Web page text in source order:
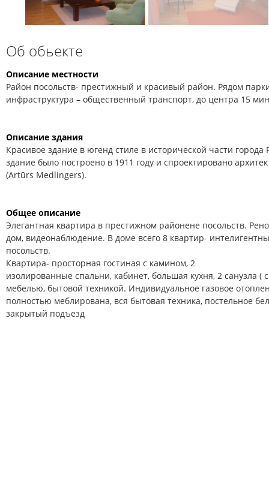
Об обьекте
Описание местности
Район посольств- престижный и красивый район. Рядом
инфраструктура – общественный транспорт, до центра 15
Описание здания
Красивое здание в югенд стиле в исторической части
здание было построено в 1911 году и спроектировано
(Artūrs Medlingers).
Общее описание
Элегантная квартира в престижном районене посольств.
дом, видеонаблюдение. В доме всего 8 квартир-
посольств.
Квартира- просторная гостиная с камином, 2
изолированные спальни, кабинет, большая кухня, 2 санузла (
мебелью, бытовой техникой. Индивидуальное газовое
полностью меблирована, вся бытовая техника, постельное
закрытый подъезд